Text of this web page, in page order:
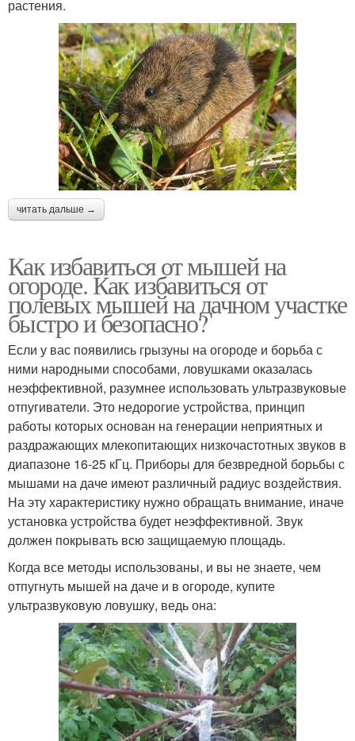
растения.
читать дальше →
Как избавиться от мышей на
огороде. Как избавиться от
полевых мышей на дачном участке
быстро и безопасно?
Если у вас появились грызуны на огороде и борьба с
ними народными способами, ловушками оказалась
неэффективной, разумнее использовать ультразвуковые
отпугиватели. Это недорогие устройства, принцип
работы которых основан на генерации неприятных и
раздражающих млекопитающих низкочастотных звуков в
диапазоне 16-25 кГц. Приборы для безвредной борьбы с
мышами на даче имеют различный радиус воздействия.
На эту характеристику нужно обращать внимание, иначе
установка устройства будет неэффективной. Звук
должен покрывать всю защищаемую площадь.
Когда все методы использованы, и вы не знаете, чем
отпугнуть мышей на даче и в огороде, купите
ультразвуковую ловушку, ведь она: